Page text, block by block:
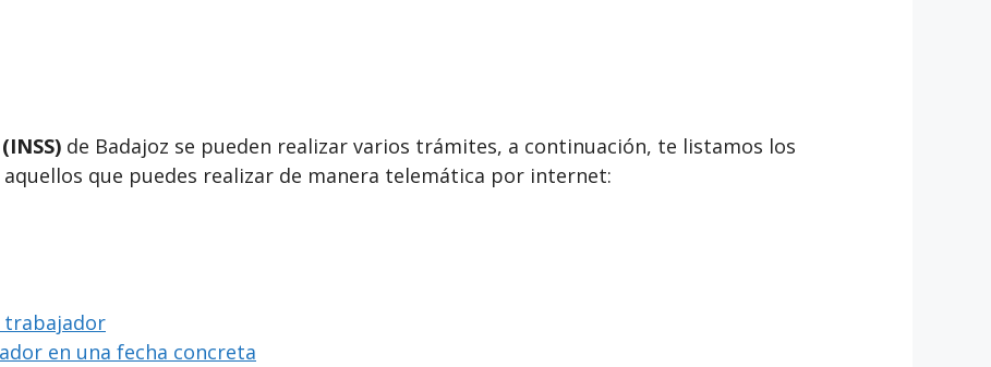
de Badajoz se pueden realizar varios trámites, a continuación, te listamos los
que puedes realizar de manera telemática por internet:
trabajador
en una fecha concreta